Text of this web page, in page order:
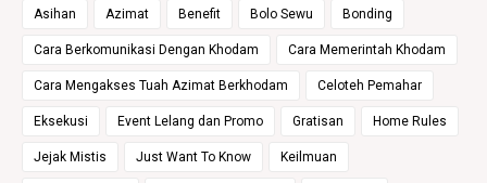
Asihan Azimat Benefit Bolo Sewu Bonding
Cara Berkomunikasi Dengan Khodam Cara Memerintah Khodam
Cara Mengakses Tuah Azimat Berkhodam Celoteh Pemahar
Eksekusi Event Lelang dan Promo Gratisan Home Rules
Jejak Mistis Just Want To Know Keilmuan